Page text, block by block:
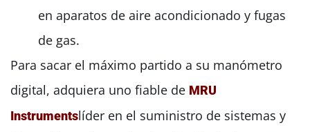
en aparatos de aire acondicionado y fugas
de gas.
Para sacar el máximo partido a su manómetro
digital, adquiera uno fiable de MRU
Instrumentslíder en el suministro de sistemas y